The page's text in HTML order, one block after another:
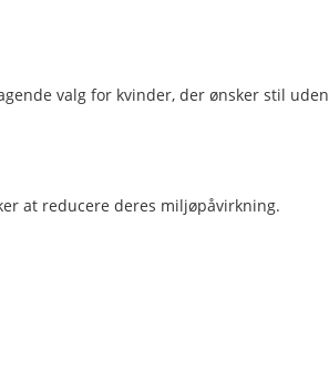
valg for kvinder, der ønsker stil uden
at reducere deres miljøpåvirkning.